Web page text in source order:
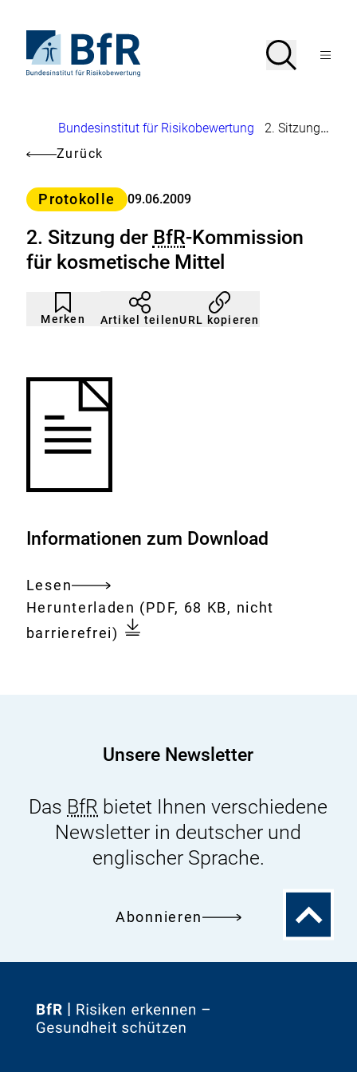
Seiteninhalt
springenStartseite
von
Suche
SucheMenü
Brotkrumennavigation
Bundesinstitut für Risikobewertung 2. Sitzung der
Zurück
Kategorie
Protokolle 09.06.2009
2. Sitzung der BfR-Kommission
für kosmetische Mittel
Merken
Artikel
nicht
gemerkt
Durch
Klicken
der
Artikel teilenURL kopieren
Informationen zum Download
Lesen
Gesamtes
Dokument
Download:
Herunterladen 2.
Sitzung
Mittel
(PDF, 68 KB, nicht
barrierefrei)
Unsere Newsletter
Das BfR bietet Ihnen verschiedene
Newsletter in deutscher und
englischer Sprache.
Abonnieren
Zum
Zur